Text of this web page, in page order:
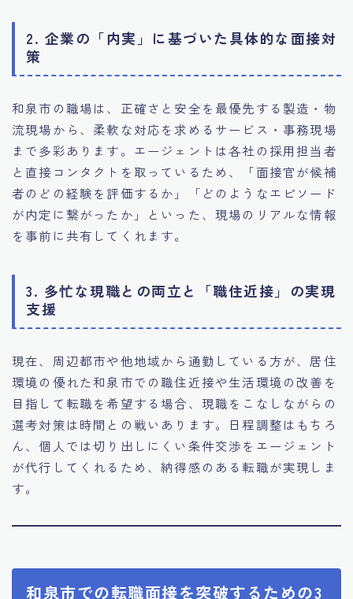
2. 企業の「内実」に基づいた具体的な面接対
策
和泉市の職場は、正確さと安全を最優先する製造・物
流現場から、柔軟な対応を求めるサービス・事務現場
まで多彩あります。エージェントは各社の採用担当者
と直接コンタクトを取っているため、「面接官が候補
者のどの経験を評価するか」「どのようなエピソード
が内定に繋がったか」といった、現場のリアルな情報
を事前に共有してくれます。
3. 多忙な現職との両立と「職住近接」の実現
支援
現在、周辺都市や他地域から通勤している方が、居住
環境の優れた和泉市での職住近接や生活環境の改善を
目指して転職を希望する場合、現職をこなしながらの
選考対策は時間との戦いあります。日程調整はもちろ
ん、個人では切り出しにくい条件交渉をエージェント
が代行してくれるため、納得感のある転職が実現しま
す。
和泉市での転職面接を突破するための3